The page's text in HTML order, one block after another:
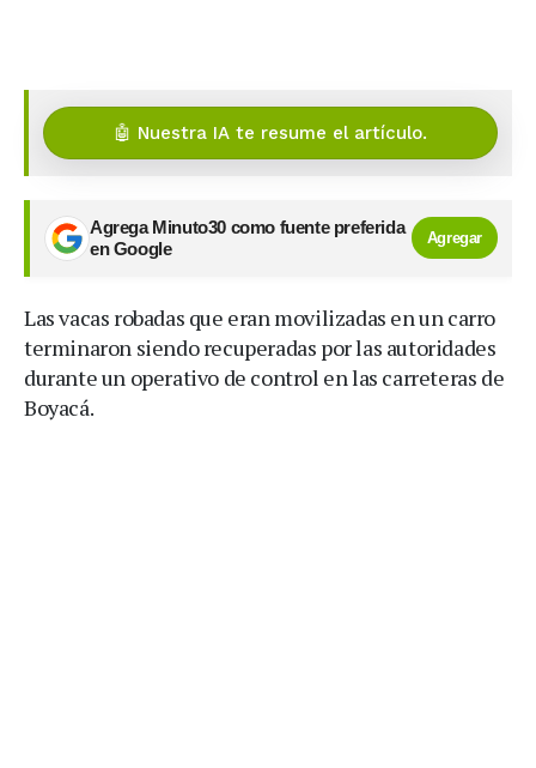
🤖 Nuestra IA te resume el artículo.
Agrega Minuto30 como fuente preferida
en Google
Agregar
Las vacas robadas que eran movilizadas en un carro
terminaron siendo recuperadas por las autoridades
durante un operativo de control en las carreteras de
Boyacá.